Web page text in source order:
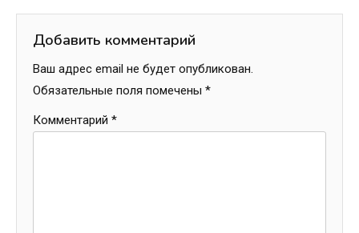
Добавить комментарий
Ваш адрес email не будет опубликован.
Обязательные поля помечены *
Комментарий *